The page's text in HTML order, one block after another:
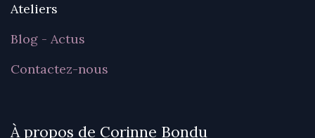
Ateliers
Blog - Actus
Contactez-nous
À propos de Corinne Bondu